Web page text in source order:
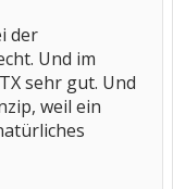
der
Und im
sehr gut. Und
weil ein